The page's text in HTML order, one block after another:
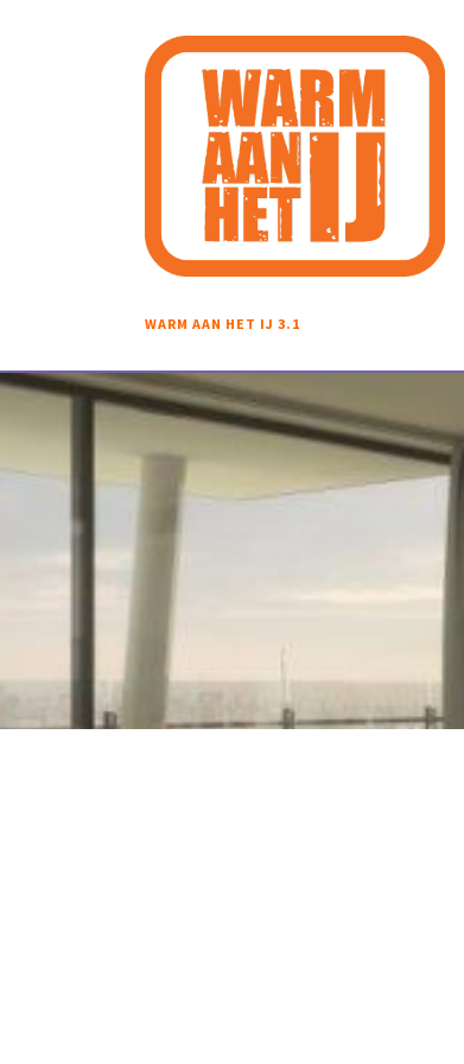
WARM AAN HET IJ 3.1
Tarieven